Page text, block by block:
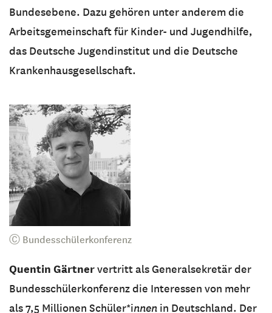
Bundesebene. Dazu gehören unter anderem die
Arbeitsgemeinschaft für Kinder- und Jugendhilfe,
das Deutsche Jugendinstitut und die Deutsche
Krankenhausgesellschaft.
Ⓒ Bundesschülerkonferenz
Quentin Gärtnervertritt als Generalsekretär der
Bundesschülerkonferenz die Interessen von mehr
als 7,5 Millionen Schüler*innen in Deutschland. Der